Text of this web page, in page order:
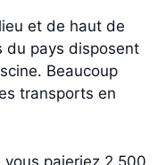
et de haut de
du pays disposent
Beaucoup
transports en
paieriez 2 500